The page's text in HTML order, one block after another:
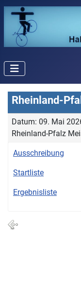
Rheinland-
Datum: 09. Mai
Rheinland-Pfalz
Ausschreibung
Startliste
Ergebnisliste